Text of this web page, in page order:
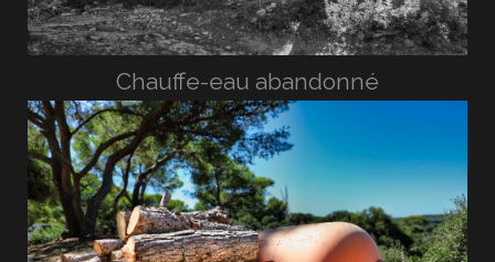
Chauffe-eau abandonné